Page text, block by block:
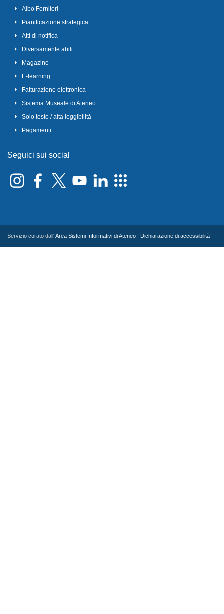
Albo Fornitori
Pianificazione strategica
Atti di notifica
Diversamente abili
Magazine
E-learning
Fatturazione elettronica
Sistema Museale di Ateneo
Solo testo / alta leggibilità
Pagamenti
Seguici sui social
Servizio curato dall'Area Sistemi Informativi di Ateneo Dichiarazione di accessibilità